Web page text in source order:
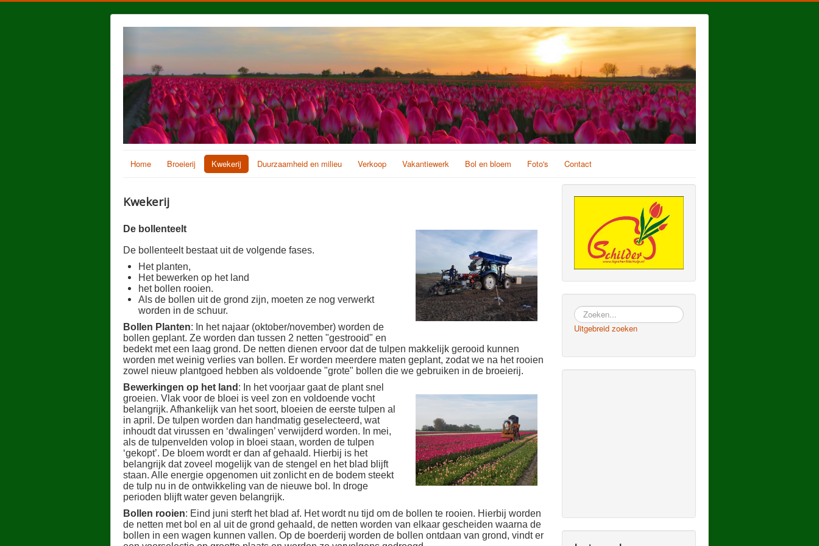
Home Broeierij Kwekerij Duurzaamheid en milieu Verkoop Vakantiewerk Bol en bloem Foto's Contact
Kwekerij
De bollenteelt
De bollenteelt bestaat uit de volgende fases.
Het planten,
Het bewerken op het land
het bollen rooien.
Als de bollen uit de grond zijn, moeten ze nog verwerkt
worden in de schuur.
Bollen Planten: In het najaar (oktober/november) worden de
bollen geplant. Ze worden dan tussen 2 netten "gestrooid" en
bedekt met een laag grond. De netten dienen ervoor dat de tulpen makkelijk gerooid kunnen
worden met weinig verlies van bollen. Er worden meerdere maten geplant, zodat we na het rooien
zowel nieuw plantgoed hebben als voldoende "grote" bollen die we gebruiken in de broeierij.
Bewerkingen op het land : In het voorjaar gaat de plant snel
groeien. Vlak voor de bloei is veel zon en voldoende vocht
belangrijk. Afhankelijk van het soort, bloeien de eerste tulpen al
in april. De tulpen worden dan handmatig geselecteerd, wat
inhoudt dat virussen en ‘dwalingen’ verwijderd worden. In mei,
als de tulpenvelden volop in bloei staan, worden de tulpen
‘gekopt’. De bloem wordt er dan af gehaald. Hierbij is het
belangrijk dat zoveel mogelijk van de stengel en het blad blijft
staan. Alle energie opgenomen uit zonlicht en de bodem steekt
de tulp nu in de ontwikkeling van de nieuwe bol. In droge
perioden blijft water geven belangrijk.
Bollen rooien: Eind juni sterft het blad af. Het wordt nu tijd om de bollen te rooien. Hierbij worden
de netten met bol en al uit de grond gehaald, de netten worden van elkaar gescheiden waarna de
bollen in een wagen kunnen vallen. Op de boerderij worden de bollen ontdaan van grond, vindt er
Uitgebreid zoeken